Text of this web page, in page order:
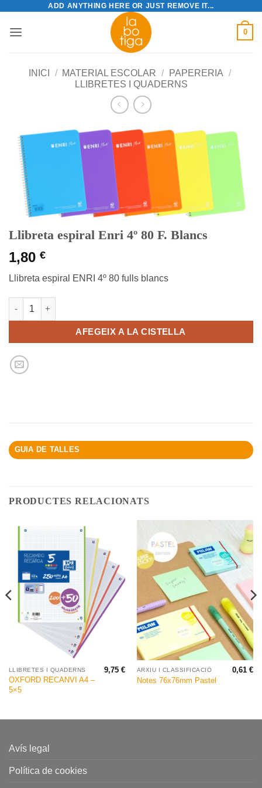
content
ADD ANYTHING HERE OR JUST REMOVE IT...
0
INICI / MATERIAL ESCOLAR / PAPERERIA /
LLIBRETES I QUADERNS
Llibreta espiral Enri 4º 80 F. Blancs
1,80 €
Llibreta espiral ENRI 4º 80 fulls blancs
quantitat de Llibreta espiral Enri 4º 80 F. Blancs
AFEGEIX A LA CISTELLA
GUIA DE TALLES
PRODUCTES RELACIONATS
LLIBRETES I QUADERNS
OXFORD RECANVI A4 –
5×5
9,75€ ARXIU I CLASSIFICACIÓ
Notes 76x76mm Pastel
0,61€
Avís legal
Política de cookies